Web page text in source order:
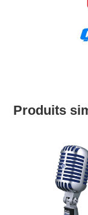
Produits